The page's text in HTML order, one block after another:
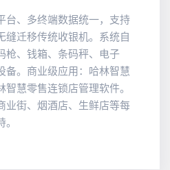
台、多终端数据统一，支持
缝迁移传统收银机。系统自
枪、钱箱、条码秤、电子
备。商业级应用：哈林智慧
慧零售连锁店管理软件。
业街、烟酒店、生鲜店等每